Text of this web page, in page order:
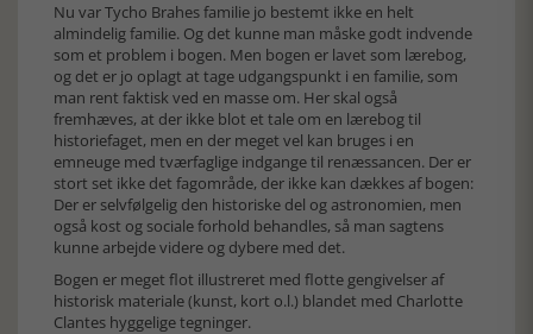
Nu var Tycho Brahes familie jo bestemt ikke en helt
almindelig familie. Og det kunne man måske godt indvende
som et problem i bogen. Men bogen er lavet som lærebog,
og det er jo oplagt at tage udgangspunkt i en familie, som
man rent faktisk ved en masse om. Her skal også
fremhæves, at der ikke blot et tale om en lærebog til
historiefaget, men en der meget vel kan bruges i en
emneuge med tværfaglige indgange til renæssancen. Der er
stort set ikke det fagområde, der ikke kan dækkes af bogen:
Der er selvfølgelig den historiske del og astronomien, men
også kost og sociale forhold behandles, så man sagtens
kunne arbejde videre og dybere med det.
Bogen er meget flot illustreret med flotte gengivelser af
historisk materiale (kunst, kort o.l.) blandet med Charlotte
Clantes hyggelige tegninger.